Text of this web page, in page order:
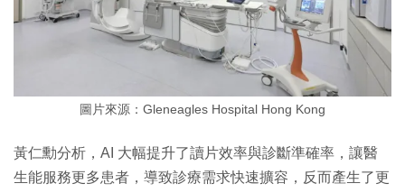
圖片來源：Gleneagles Hospital Hong Kong
黃仁勳分析，AI 大幅提升了讀片效率與診斷準確率，讓醫
生能服務更多患者，導致診療需求快速擴容，反而產生了更